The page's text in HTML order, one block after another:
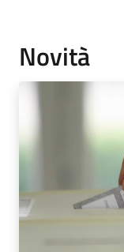
Novità